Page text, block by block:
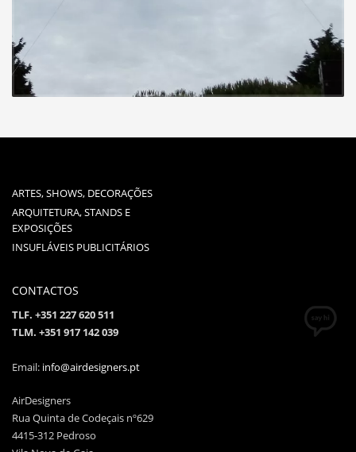
ARTES, SHOWS, DECORAÇÕES
ARQUITETURA, STANDS E
EXPOSIÇÕES
INSUFLÁVEIS PUBLICITÁRIOS
CONTACTOS
TLF. +351 227 620 511
TLM. +351 917 142 039
Email: info@airdesigners.pt
AirDesigners
Rua Quinta de Codeçais nº629
4415-312 Pedroso